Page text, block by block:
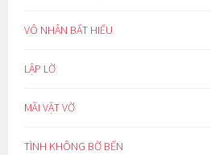
VÔ NHÂN BẤT HIẾU
LẬP LỜ
MÃI VẬT VỜ
TÌNH KHÔNG BỜ BẾN